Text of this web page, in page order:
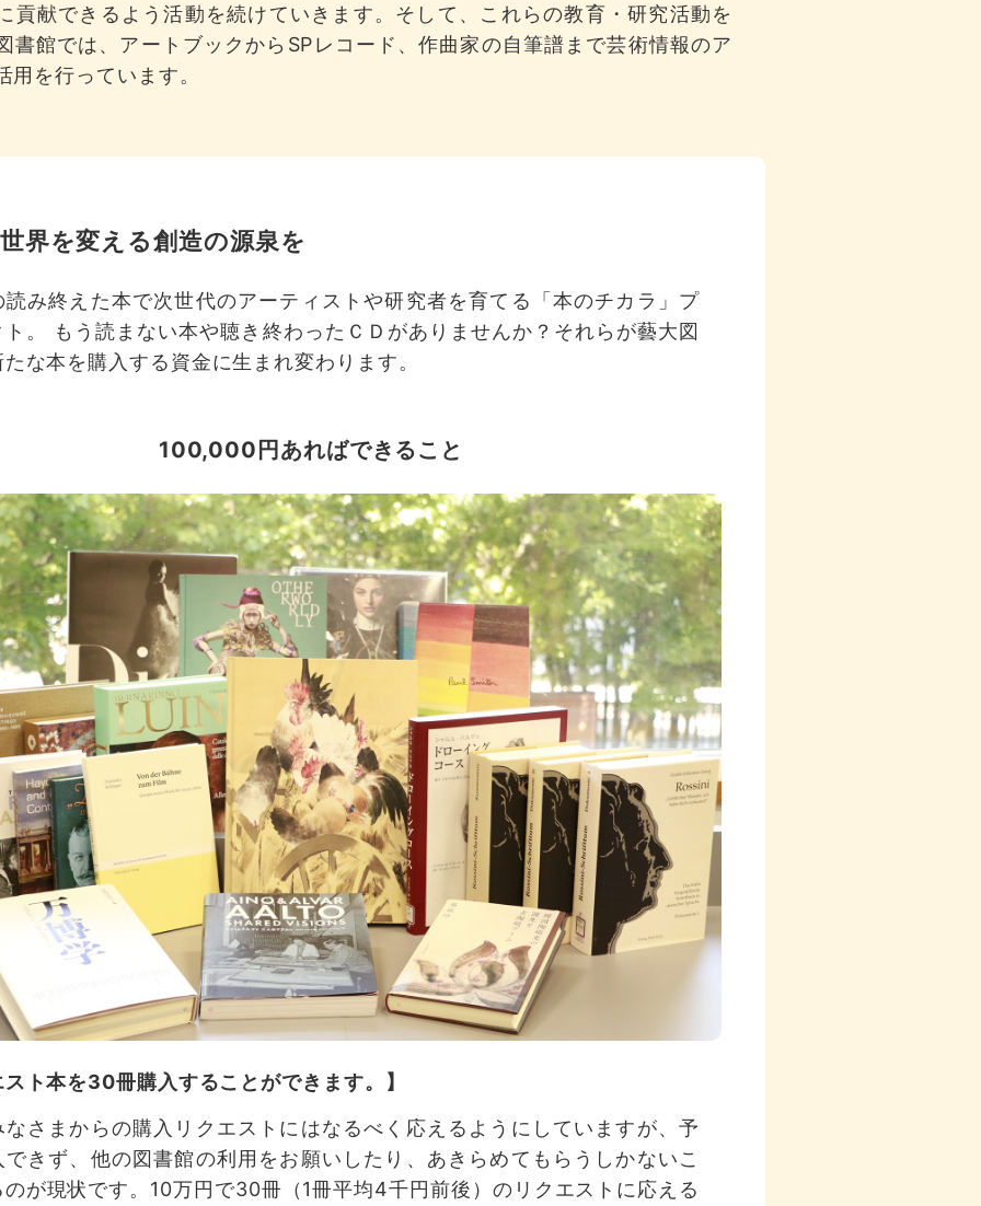
貢献できるよう活動を続けていきます。そして、これらの教育・研究活動を
書館では、アートブックからSPレコード、作曲家の自筆譜まで芸術情報のア
用を行っています。
界を変える創造の源泉を
読み終えた本で次世代のアーティストや研究者を育てる「本のチカラ」プ
。 もう読まない本や聴き終わったＣＤがありませんか？それらが藝大図
な本を購入する資金に生まれ変わります。
100,000円あればできること
ト本を30冊購入することができます。】
なさまからの購入リクエストにはなるべく応えるようにしていますが、予
できず、他の図書館の利用をお願いしたり、あきらめてもらうしかないこ
が現状です。10万円で30冊（1冊平均4千円前後）のリクエストに応える